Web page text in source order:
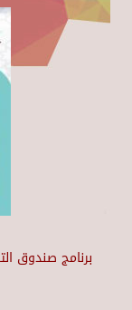
برنامج صندوق